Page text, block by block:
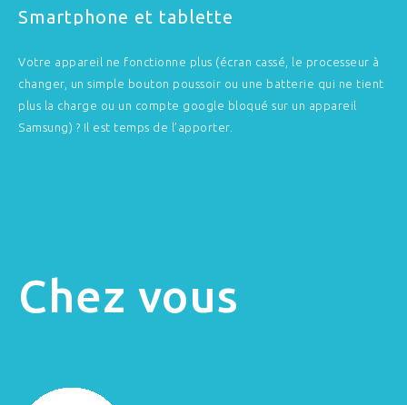
Smartphone et tablette
Votre appareil ne fonctionne plus (écran cassé, le processeur à
changer, un simple bouton poussoir ou une batterie qui ne tient
plus la charge ou un compte google bloqué sur un appareil
Samsung) ? Il est temps de l’apporter.
Chez vous